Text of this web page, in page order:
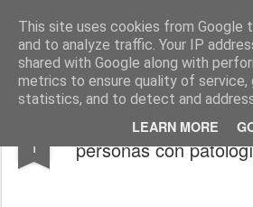
This site uses cookies from Google
and to analyze traffic. Your IP
shared with Google along with
metrics to ensure quality of service,
statistics, and to detect and
LEARN MORE
Dependentia. Ayuda a
Últimas Noticias Quienes Somos
1
Ventanas a la
personas con